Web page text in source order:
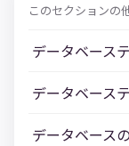
このセクションの
データベース
データベース
データベース